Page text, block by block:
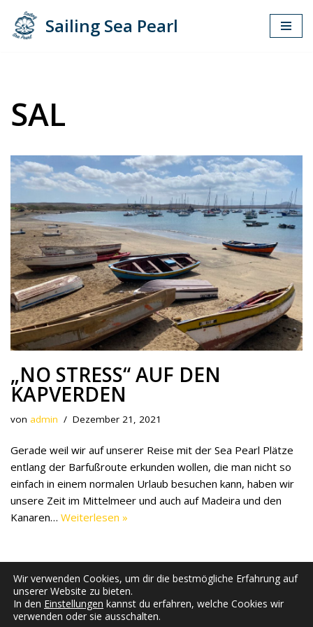
Zum
Sailing Sea Pearl
SAL
„NO STRESS“ AUF DEN
KAPVERDEN
von admin Dezember 21, 2021
Gerade weil wir auf unserer Reise mit der Sea Pearl Plätze
entlang der Barfußroute erkunden wollen, die man nicht so
einfach in einem normalen Urlaub besuchen kann, haben wir
unsere Zeit im Mittelmeer und auch auf Madeira und den
Kanaren… Weiterlesen »
Wir verwenden Cookies, um dir die bestmögliche Erfahrung auf
unserer Website zu bieten.
In den Einstellungen kannst du erfahren, welche Cookies wir
verwenden oder sie ausschalten.